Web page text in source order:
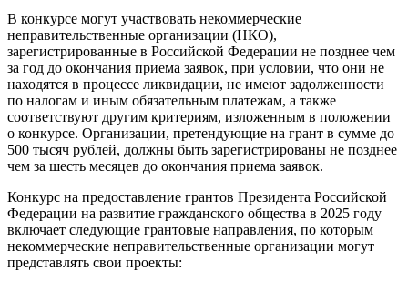
В конкурсе могут участвовать некоммерческие
неправительственные организации (НКО),
зарегистрированные в Российской Федерации не позднее чем
за год до окончания приема заявок, при условии, что они не
находятся в процессе ликвидации, не имеют задолженности
по налогам и иным обязательным платежам, а также
соответствуют другим критериям, изложенным в положении
о конкурсе. Организации, претендующие на грант в сумме до
500 тысяч рублей, должны быть зарегистрированы не позднее
чем за шесть месяцев до окончания приема заявок.
Конкурс на предоставление грантов Президента Российской
Федерации на развитие гражданского общества в 2025 году
включает следующие грантовые направления, по которым
некоммерческие неправительственные организации могут
представлять свои проекты: